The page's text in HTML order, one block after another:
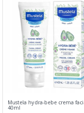
Mustela hydra-bebe crema
40ml